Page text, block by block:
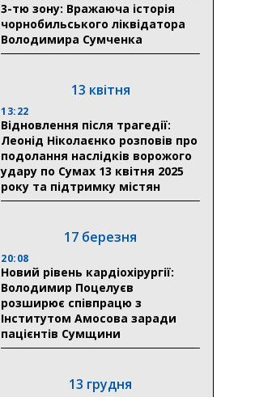
3-тю зону: Вражаюча історія
чорнобильського ліквідатора
Володимира Сумченка
13 квітня
13:22
Відновлення після трагедії:
Леонід Ніколаєнко розповів про
подолання наслідків ворожого
удару по Сумах 13 квітня 2025
року та підтримку містян
17 березня
20:08
Новий рівень кардіохірургії:
Володимир Поцелуєв
розширює співпрацю з
Інститутом Амосова заради
пацієнтів Сумщини
13 грудня